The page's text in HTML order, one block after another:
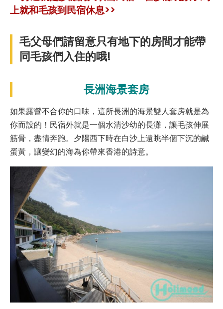
上就和毛孩到民宿休息>>
毛父母們請留意只有地下的房間才能帶
同毛孩們入住的哦!
長洲海景套房
如果露營不合你的口味，這所長洲的海景雙人套房就是為
你而設的！民宿外就是一個水清沙幼的長灘，讓毛孩伸展
筋骨，盡情奔跑。夕陽西下時在白沙上遠眺半個下沉的鹹
蛋黃，讓變幻的海為你帶來香港的詩意。